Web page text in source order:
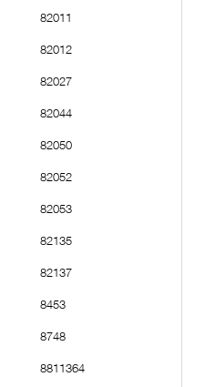
82011
82012
82027
82044
82050
82052
82053
82135
82137
8453
8748
8811364